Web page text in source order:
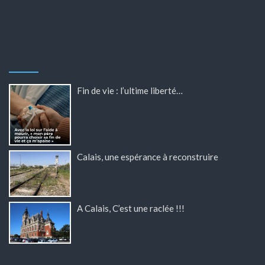
Fin de vie : l’ultime liberté…
Calais, une espérance à reconstruire
A Calais, C’est une raclée !!!